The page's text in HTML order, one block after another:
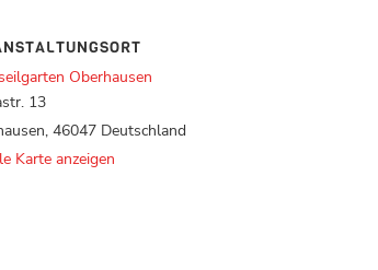
Oberhausen
13
, 46047 Deutschland
Karte anzeigen